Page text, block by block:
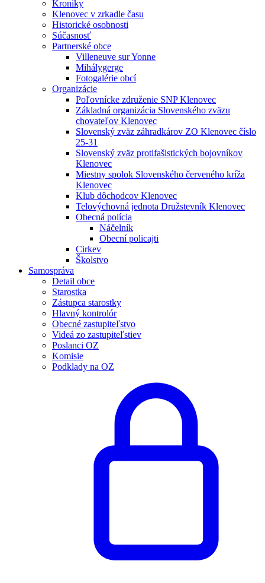
Kroniky
Klenovec v zrkadle času
Historické osobnosti
Súčasnosť
Partnerské obce
Villeneuve sur Yonne
Mihálygerge
Fotogalérie obcí
Organizácie
Poľovnícke združenie SNP Klenovec
Základná organizácia Slovenského zväzu
chovateľov Klenovec
Slovenský zväz záhradkárov ZO Klenovec číslo
25-31
Slovenský zväz protifašistických bojovníkov
Klenovec
Miestny spolok Slovenského červeného kríža
Klenovec
Klub dôchodcov Klenovec
Telovýchovná jednota Družstevník Klenovec
Obecná polícia
Náčelník
Obecní policajti
Cirkev
Školstvo
Samospráva
Detail obce
Starostka
Zástupca starostky
Hlavný kontrolór
Obecné zastupiteľstvo
Videá zo zastupiteľstiev
Poslanci OZ
Komisie
Podklady na OZ